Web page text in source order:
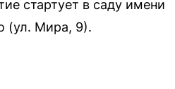
стартует в саду имени
(ул. Мира, 9).